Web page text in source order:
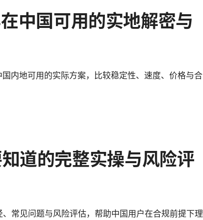
中国可用的实地解密与
内地可用的实际方案，比较稳定性、速度、价格与合
道的完整实操与风险评
常见问题与风险评估，帮助中国用户在合规前提下理